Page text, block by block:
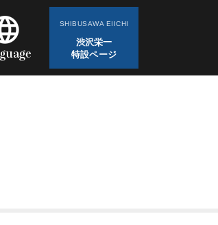
SHIBUSAWA EIICHI
渋沢栄一
特設ページ